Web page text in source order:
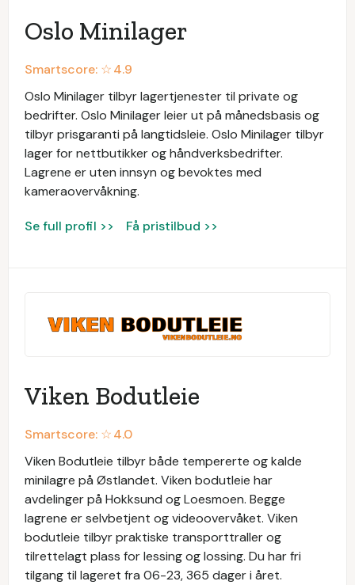
Oslo Minilager
Smartscore: ☆4.9
Oslo Minilager tilbyr lagertjenester til private og
bedrifter. Oslo Minilager leier ut på månedsbasis og
tilbyr prisgaranti på langtidsleie. Oslo Minilager tilbyr
lager for nettbutikker og håndverksbedrifter.
Lagrene er uten innsyn og bevoktes med
kameraovervåkning.
Se full profil >> Få pristilbud >>
Viken Bodutleie
Smartscore: ☆4.0
Viken Bodutleie tilbyr både tempererte og kalde
minilagre på Østlandet. Viken bodutleie har
avdelinger på Hokksund og Loesmoen. Begge
lagrene er selvbetjent og videoovervåket. Viken
bodutleie tilbyr praktiske transporttraller og
tilrettelagt plass for lessing og lossing. Du har fri
tilgang til lageret fra 06-23, 365 dager i året.